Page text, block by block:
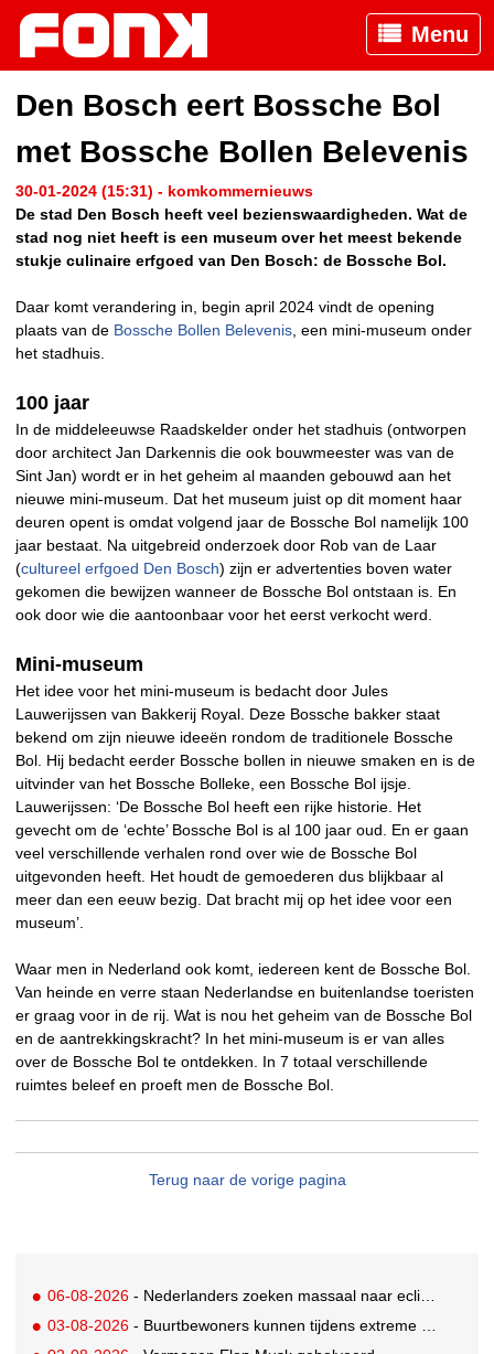
Menu
Den Bosch eert Bossche Bol
met Bossche Bollen Belevenis
30-01-2024 (15:31) - komkommernieuws
De stad Den Bosch heeft veel bezienswaardigheden. Wat de
stad nog niet heeft is een museum over het meest bekende
stukje culinaire erfgoed van Den Bosch: de Bossche Bol.
Daar komt verandering in, begin april 2024 vindt de opening
plaats van de Bossche Bollen Belevenis , een mini-museum onder
het stadhuis.
100 jaar
In de middeleeuwse Raadskelder onder het stadhuis (ontworpen
door architect Jan Darkennis die ook bouwmeester was van de
Sint Jan) wordt er in het geheim al maanden gebouwd aan het
nieuwe mini-museum. Dat het museum juist op dit moment haar
deuren opent is omdat volgend jaar de Bossche Bol namelijk 100
jaar bestaat. Na uitgebreid onderzoek door Rob van de Laar
(cultureel erfgoed Den Bosch) zijn er advertenties boven water
gekomen die bewijzen wanneer de Bossche Bol ontstaan is. En
ook door wie die aantoonbaar voor het eerst verkocht werd.
Mini-museum
Het idee voor het mini-museum is bedacht door Jules
Lauwerijssen van Bakkerij Royal. Deze Bossche bakker staat
bekend om zijn nieuwe ideeën rondom de traditionele Bossche
Bol. Hij bedacht eerder Bossche bollen in nieuwe smaken en is de
uitvinder van het Bossche Bolleke, een Bossche Bol ijsje.
Lauwerijssen: ‘De Bossche Bol heeft een rijke historie. Het
gevecht om de ‘echte’ Bossche Bol is al 100 jaar oud. En er gaan
veel verschillende verhalen rond over wie de Bossche Bol
uitgevonden heeft. Het houdt de gemoederen dus blijkbaar al
meer dan een eeuw bezig. Dat bracht mij op het idee voor een
museum’.
Waar men in Nederland ook komt, iedereen kent de Bossche Bol.
Van heinde en verre staan Nederlandse en buitenlandse toeristen
er graag voor in de rij. Wat is nou het geheim van de Bossche Bol
en de aantrekkingskracht? In het mini-museum is er van alles
over de Bossche Bol te ontdekken. In 7 totaal verschillende
ruimtes beleef en proeft men de Bossche Bol.
Terug naar de vorige pagina
06-08-2026 - Nederlanders zoeken massaal naar eclipsbrillen op Marktplaats
03-08-2026 - Buurtbewoners kunnen tijdens extreme hitte terecht bij The Social Hub